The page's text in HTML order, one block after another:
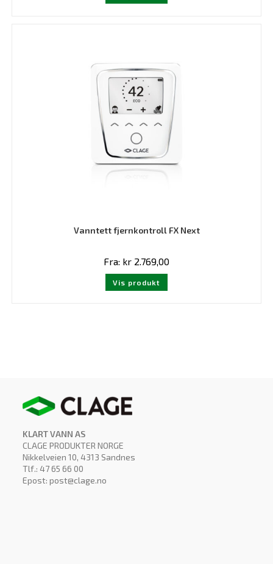
har
produktsiden
Vanntett fjernkontroll FX Next
Fra: kr 2.769,00
Vis produkt
Dette
har
KLART VANN AS
CLAGE PRODUKTER NORGE
Nikkelveien 10, 4313 Sandnes
Tlf.: 47 65 66 00
Epost: post@clage.no